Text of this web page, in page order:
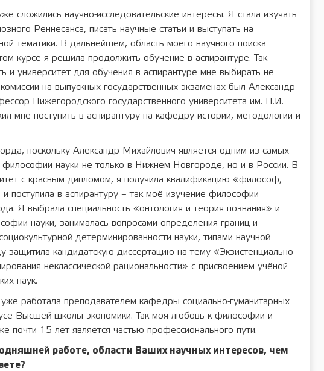
сложились научно-исследовательские интересы. Я стала изучать
Реннесанса, писать научные статьи и выступать на
тематики. В дальнейшем, область моего научного поиска
курсе я решила продолжить обучение в аспирантуре. Так
и университет для обучения в аспирантуре мне выбирать не
на выпускных государственных экзаменах был Александр
Нижегородского государственного университета им. Н.И.
мне поступить в аспирантуру на кафедру истории, методологии и
поскольку Александр Михайлович является одним из самых
философии науки не только в Нижнем Новгороде, но и в России. В
с красным дипломом, я получила квалификацию «философ,
поступила в аспирантуру – так моё изучение философии
Я выбрала специальность «онтология и теория познания» и
науки, занималась вопросами определения границ и
детерминированности науки, типами научной
защитила кандидатскую диссертацию на тему «Экзистенциально-
неклассической рациональности» с присвоением учёной
наук.
уже работала преподавателем кафедры социально-гуманитарных
Высшей школы экономики. Так моя любовь к философии и
почти 15 лет является частью профессионального пути.
работе, области Ваших научных интересов, чем